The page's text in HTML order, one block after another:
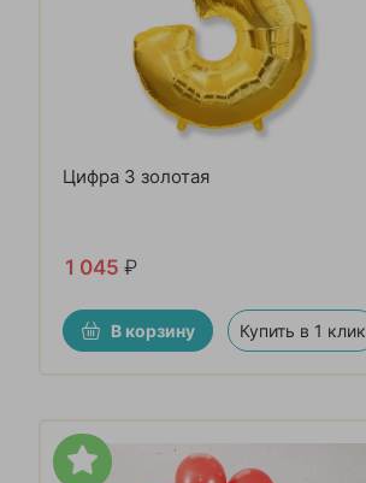
Цифра 3 золотая
1 045 ₽
В корзину Купить в 1 клик